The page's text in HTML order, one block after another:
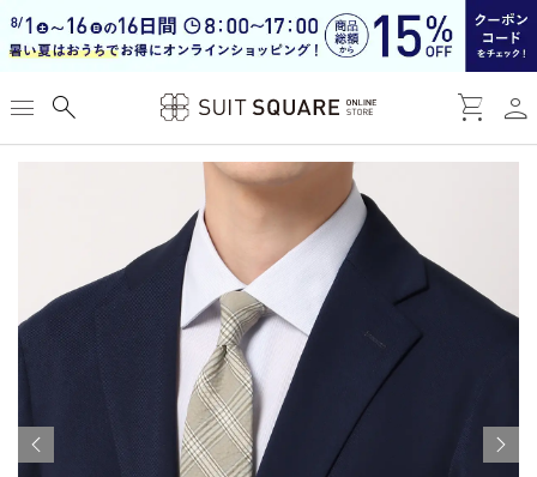
menu search shopping_cart person
お気に入り